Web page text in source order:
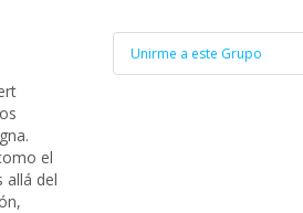
el
allá del
Unirme a este Grupo